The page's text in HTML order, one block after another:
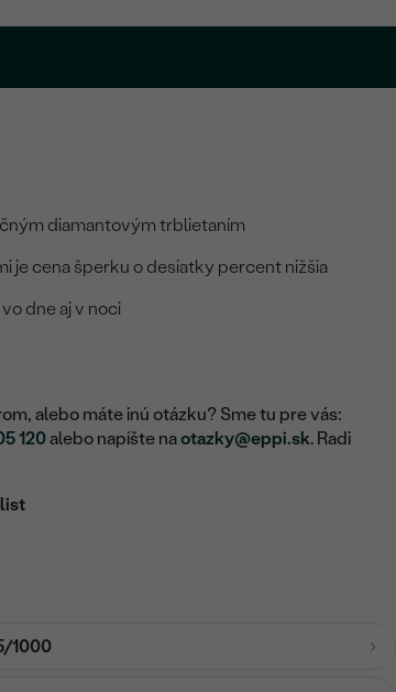
diamantovým trblietaním
je cena šperku o desiatky percent nižšia
dne aj v noci
alebo máte inú otázku? Sme tu pre vás:
120alebo napíšte naotazky@eppi.sk. Radi
1000